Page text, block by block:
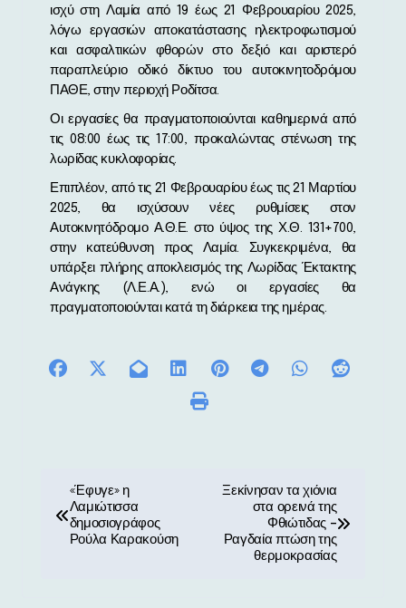
ισχύ στη Λαμία από 19 έως 21 Φεβρουαρίου 2025,
λόγω εργασιών αποκατάστασης ηλεκτροφωτισμού
και ασφαλτικών φθορών στο δεξιό και αριστερό
παραπλεύριο οδικό δίκτυο του αυτοκινητοδρόμου
ΠΑΘΕ, στην περιοχή Ροδίτσα.
Οι εργασίες θα πραγματοποιούνται καθημερινά από
τις 08:00 έως τις 17:00, προκαλώντας στένωση της
λωρίδας κυκλοφορίας.
Επιπλέον, από τις 21 Φεβρουαρίου έως τις 21 Μαρτίου
2025, θα ισχύσουν νέες ρυθμίσεις στον
Αυτοκινητόδρομο Α.Θ.Ε. στο ύψος της Χ.Θ. 131+700,
στην κατεύθυνση προς Λαμία. Συγκεκριμένα, θα
υπάρξει πλήρης αποκλεισμός της Λωρίδας Έκτακτης
Ανάγκης (Λ.Ε.Α.), ενώ οι εργασίες θα
πραγματοποιούνται κατά τη διάρκεια της ημέρας.
«Έφυγε» η
Λαμιώτισσα
δημοσιογράφος
Ρούλα Καρακούση
Ξεκίνησαν τα χιόνια
στα ορεινά της
Φθιώτιδας –
Ραγδαία πτώση της
θερμοκρασίας